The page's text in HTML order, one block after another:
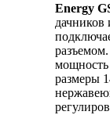
Energy
размеры